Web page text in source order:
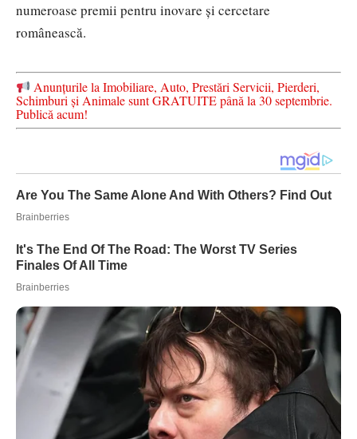
numeroase premii pentru inovare și cercetare
românească.
Anunțurile la Imobiliare, Auto, Prestări Servicii, Pierderi,
Schimburi și Animale sunt GRATUITE până la 30 septembrie.
Publică acum!